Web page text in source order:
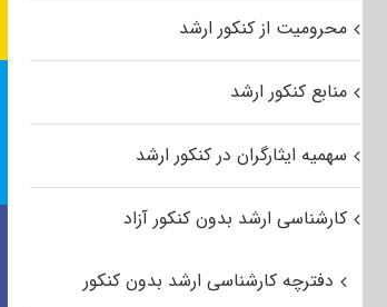
محرومیت از کنکور ارشد
منابع کنکور ارشد
سهمیه ایثارگران در کنکور ارشد
کارشناسی ارشد بدون کنکور آزاد
دفترچه کارشناسی ارشد بدون کنکور